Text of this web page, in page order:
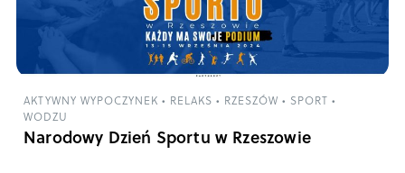
AKTYWNY WYPOCZYNEK • RELAKS • RZESZÓW • SPORT •
WODZU
Narodowy Dzień Sportu w Rzeszowie